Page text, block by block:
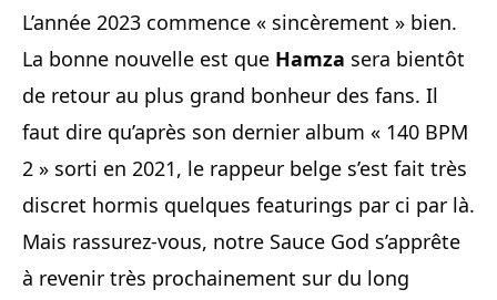
L’année 2023 commence « sincèrement » bien.
La bonne nouvelle est que Hamza sera bientôt
de retour au plus grand bonheur des fans. Il
faut dire qu’après son dernier album « 140 BPM
2 » sorti en 2021, le rappeur belge s’est fait très
discret hormis quelques featurings par ci par là.
Mais rassurez-vous, notre Sauce God s’apprête
à revenir très prochainement sur du long